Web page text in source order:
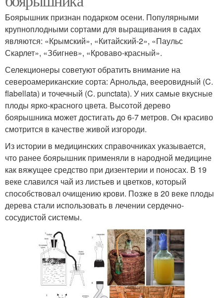
Боярышник признан подарком осени. Популярными
крупноплодными сортами для выращивания в садах
являются: «Крымский», «Китайский-2», «Паульс
Скарлет», «Збигнев», «Кроваво-красный».
Селекционеры советуют обратить внимание на
североамериканские сорта: Арнольда, вееровидный (C.
flabellata) и точечный (C. punctata). У них самые вкусные
плоды ярко-красного цвета. Высотой дерево
боярышника может достигать до 6-7 метров. Он красиво
смотрится в качестве живой изгороди.
Из истории в медицинских справочниках указывается,
что ранее боярышник применяли в народной медицине
как вяжущее средство при дизентерии и поносах. В 19
веке славился чай из листьев и цветков, который
способствовал очищению крови. Позже в 20 веке плоды
дерева стали использовать в лечении сердечно-
сосудистой системы.